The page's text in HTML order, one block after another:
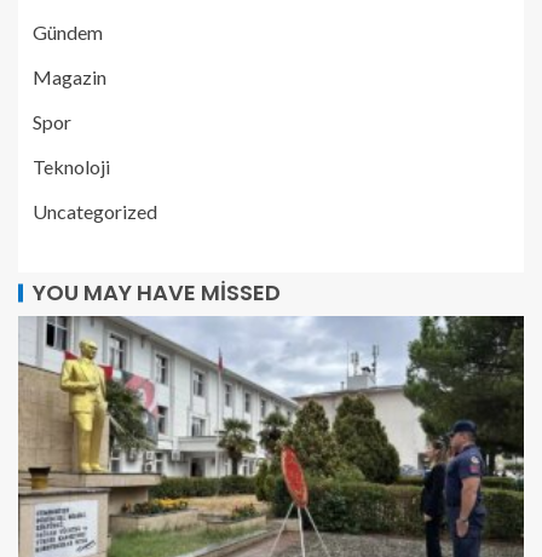
Gündem
Magazin
Spor
Teknoloji
Uncategorized
YOU MAY HAVE MISSED